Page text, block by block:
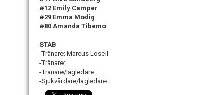
#12 Emily Camper
#29 Emma Modig
#80 Amanda Tibemo
STAB
-Tränare: Marcus Losell
-Tränare:
-Tränare/lagledare:
-Sjukvårdare/lagledare: